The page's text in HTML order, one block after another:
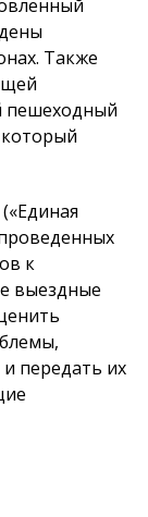
Также
пешеходный
к
выездные
передать их